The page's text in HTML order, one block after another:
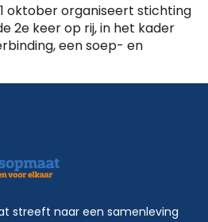
oktober organiseert stichting
2e keer op rij, in het kader
een soep- en
streeft naar een samenleving